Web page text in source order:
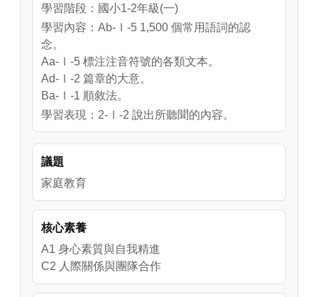
學習階段：國小1-2年級(一)
學習內容：Ab-Ⅰ-5 1,500 個常用語詞的認
念。
Aa-Ⅰ-5 標注注音符號的各類文本。
Ad-Ⅰ-2 篇章的大意。
Ba-Ⅰ-1 順敘法。
學習表現：2-Ⅰ-2 說出所聽聞的內容。
1-Ⅰ-3 能理解話語、詩歌、故事的訊息，有適
3-Ⅰ-1 正確認念、拼讀及書寫注音符號。
5-Ⅰ-1 以適切的速率正確地朗讀文本。
5-Ⅰ-3 讀懂與學習階段相符的文本。
議題
家庭教育
核心素養
A1 身心素質與自我精進
C2 人際關係與團隊合作